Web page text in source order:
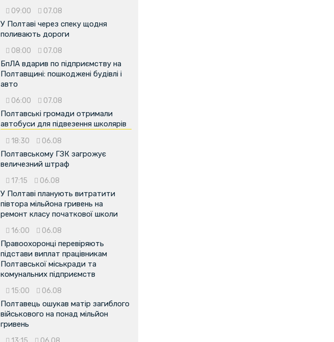
09:00 07.08
У Полтаві через спеку щодня
поливають дороги
08:00 07.08
БпЛА вдарив по підприємству на
Полтавщині: пошкоджені будівлі і
авто
06:00 07.08
Полтавські громади отримали
автобуси для підвезення школярів
18:30 06.08
Полтавському ГЗК загрожує
величезний штраф
17:15 06.08
У Полтаві планують витратити
півтора мільйона гривень на
ремонт класу початкової школи
16:00 06.08
Правоохоронці перевіряють
підстави виплат працівникам
Полтавської міськради та
комунальних підприємств
15:00 06.08
Полтавець ошукав матір загиблого
військового на понад мільйон
гривень